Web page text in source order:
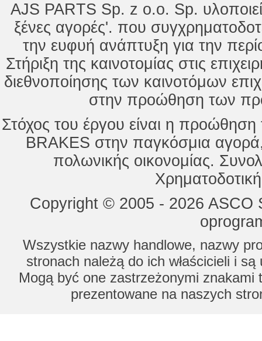
AJS PARTS Sp. z o.o. Sp.
ξένες αγορές'. που
την ευφυή ανάπτυξη για την
Στήριξη της καινοτομίας στις
διεθνοποίησης των καινοτόμων
στην προώθηση των
Στόχος του έργου είναι η
BRAKES στην παγκόσμια
πολωνικής οικονομίας.
Copyright © 2005 - 2026
Wszystkie nazwy handlowe, nazwy
stronach należą do ich właścicieli i
Mogą być one zastrzeżonymi znakami
prezentowane na naszych